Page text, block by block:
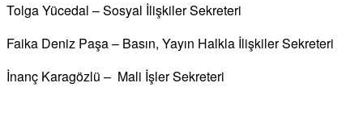
Tolga Yücedal – Sosyal İlişkiler Sekreteri
Faika Deniz Paşa – Basın, Yayın Halkla İlişkiler Sekreteri
İnanç Karagözlü – Mali İşler Sekreteri